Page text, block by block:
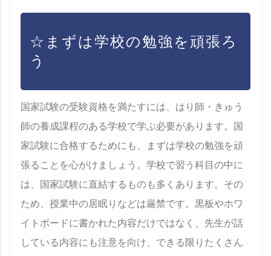
☆まずは学校の勉強を頑張ろ
う
国家試験の受験資格を満たすには、はり師・きゅう
師の養成課程のある学校で学ぶ必要があります。国
家試験に合格するためにも、まずは学校の勉強を頑
張ることを心がけましょう。学校で習う科目の中に
は、国家試験に直結するものも多くあります。その
ため、授業中の居眠りなどは厳禁です。黒板やホワ
イトボードに書かれた内容だけではなく、先生が話
している内容にも注意を向け、できる限りたくさん